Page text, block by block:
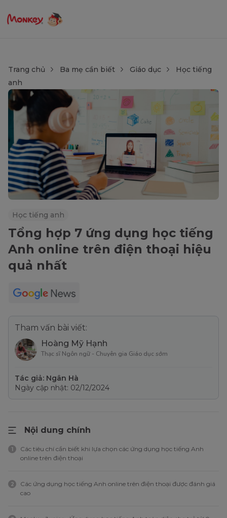
Trang chủ Ba mẹ cần biết Giáo dục
Học tiếng
anh
Học tiếng anh
Tổng hợp 7 ứng dụng học tiếng
Anh online trên điện thoại hiệu
quả nhất
Tham vấn bài viết:
Hoàng Mỹ Hạnh
Thạc sĩ Ngôn ngữ - Chuyên gia Giáo dục sớm
Tác giả: Ngân Hà
Ngày cập nhật: 02/12/2024
Nội dung chính
1
Các tiêu chí cần biết khi lựa chọn các ứng dụng học tiếng Anh
online trên điện thoại
2
Các ứng dụng học tiếng Anh online trên điện thoại được đánh giá
cao